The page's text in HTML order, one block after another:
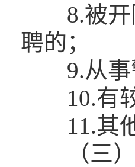
8.被开除
聘的；
9.从事
10.有较
11.其他
（三）